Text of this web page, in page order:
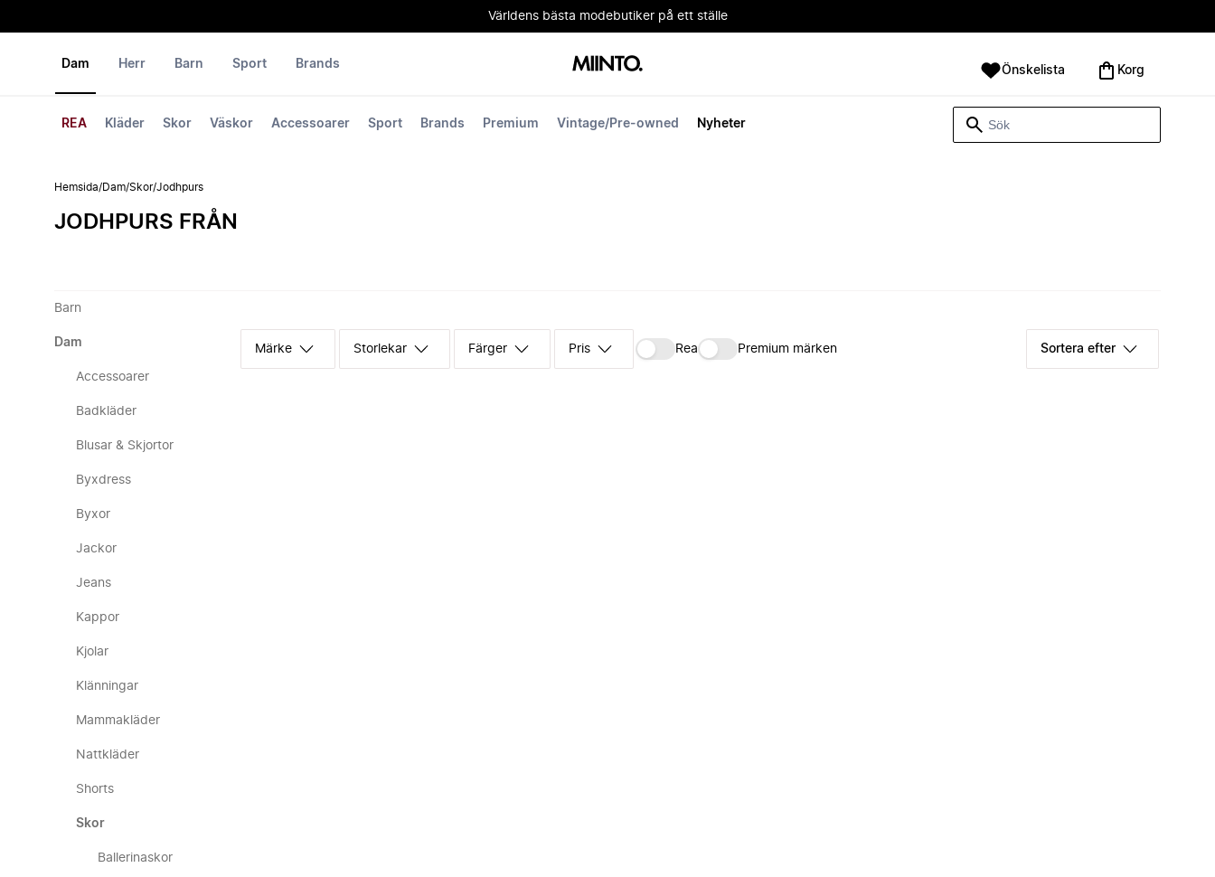
Världens bästa modebutiker på ett ställe
Dam
REA Kläder Skor Väskor Accessoarer Sport Brands Premium Vintage/Pre-owned Nyheter
Herr Barn Sport Brands Önskelista Korg
Hemsida/Dam/Skor/Jodhpurs
JODHPURS FRÅN
Barn
Dam
Accessoarer
Badkläder
Blusar & Skjortor
Byxdress
Byxor
Jackor
Jeans
Kappor
Kjolar
Klänningar
Mammakläder
Nattkläder
Shorts
Skor
Ballerinaskor
Märke Storlekar Färger Pris Rea Premium märken Sortera efter